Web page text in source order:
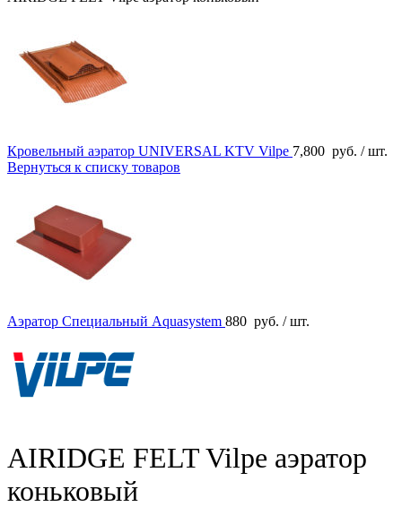
Кровельный аэратор UNIVERSAL KTV Vilpe 7,800 руб. / шт.
Вернуться к списку товаров
Аэратор Специальный Aquasystem 880 руб. / шт.
AIRIDGE FELT Vilpe аэратор
коньковый